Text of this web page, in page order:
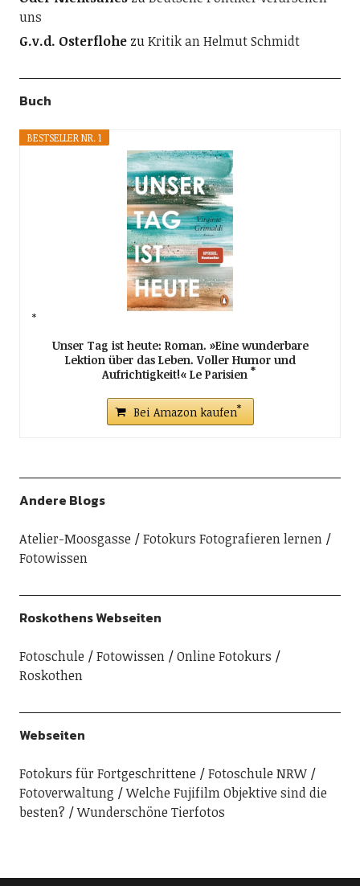
uns
G.v.d. OsterflohezuKritik an Helmut Schmidt
Buch
BESTSELLER NR. 1
Unser Tag ist heute: Roman. »Eine wunderbare
Lektion über das Leben. Voller Humor und
Aufrichtigkeit!« Le Parisien
Bei Amazon kaufen
Andere Blogs
Atelier-Moosgasse
Fotokurs Fotografieren lernen
Fotowissen
Roskothens Webseiten
Fotoschule Fotowissen
Online Fotokurs
Roskothen
Webseiten
Fotokurs für Fortgeschrittene
Fotoschule NRW
Fotoverwaltung
Welche Fujifilm Objektive sind die
besten?
Wunderschöne Tierfotos